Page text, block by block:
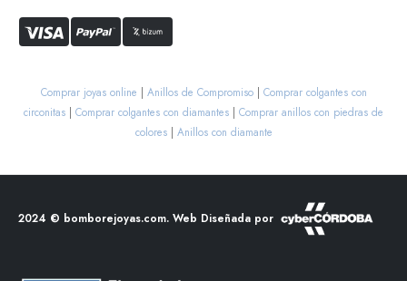
Comprar joyas online | Anillos de Compromiso| Comprar colgantes con
circonitas | Comprar colgantes con diamantes | Comprar anillos con piedras de
colores| Anillos con diamante
2024 © bomborejoyas.com. Web Diseñada por